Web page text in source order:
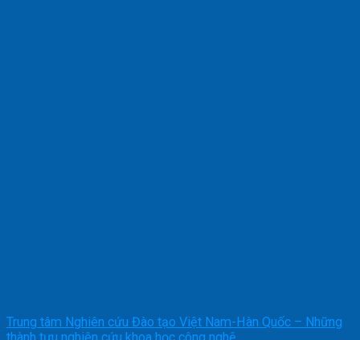
Trung tâm Nghiên cứu Đào tạo Việt Nam-Hàn Quốc – Những